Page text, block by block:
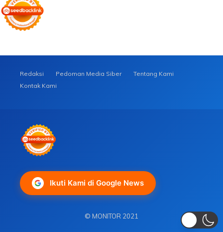
Redaksi Pedoman Media Siber
Tentang Kami
Kontak Kami
Ikuti Kami di Google News
© MONITOR 2021